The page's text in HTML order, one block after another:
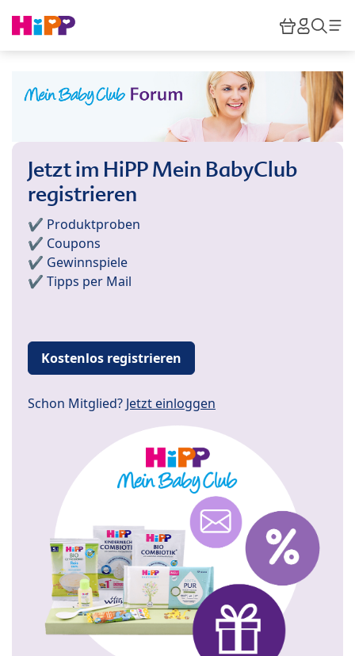
HiPP
Jetzt im HiPP Mein BabyClub
registrieren
✔️ Produktproben
✔️ Coupons
✔️ Gewinnspiele
✔️ Tipps per Mail
Kostenlos registrieren
Schon Mitglied? Jetzt einloggen